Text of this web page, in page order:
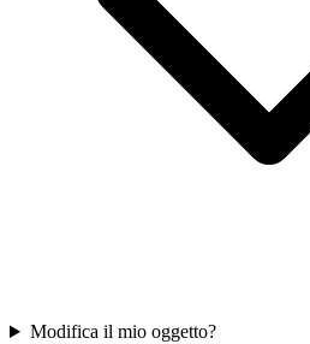
Modifica il mio oggetto?